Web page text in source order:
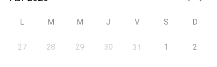
L M M J V S D
27 28 29 30 31 1 2